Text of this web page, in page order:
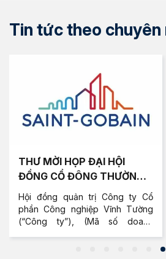
Tin tức theo chuyên
THƯ MỜI HỌP ĐẠI HỘI
ĐỒNG CỔ ĐÔNG THƯỜNG
NIÊN
Hội đồng quản trị Công ty Cổ
phần Công nghiệp Vĩnh Tường
(“Công ty”), (Mã số doanh